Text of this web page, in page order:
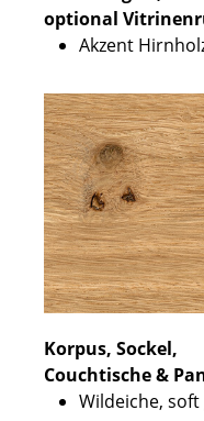
optional
Akzent
Korpus, Sockel,
Couchtische &
Wildeiche,